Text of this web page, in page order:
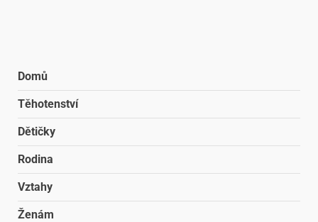
Domů
Těhotenství
Dětičky
Rodina
Vztahy
Ženám